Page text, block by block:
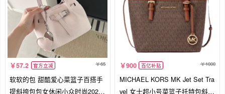
57.2 官方立减 65
软软的包 甜酷爱心菜篮子百搭手
提斜挎包包女休闲小众时尚2025
900 百亿补贴 1000
MICHAEL KORS MK Jet Set Tra
vel 女士超小号菜篮子托特包斜挎